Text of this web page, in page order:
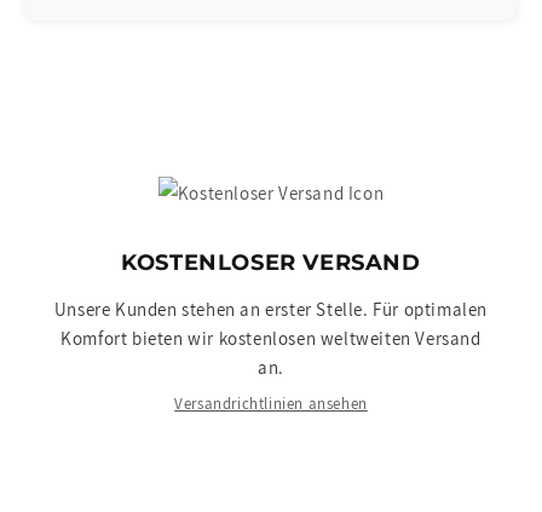
KOSTENLOSER VERSAND
Unsere Kunden stehen an erster Stelle. Für optimalen
Komfort bieten wir kostenlosen weltweiten Versand
an.
Versandrichtlinien ansehen